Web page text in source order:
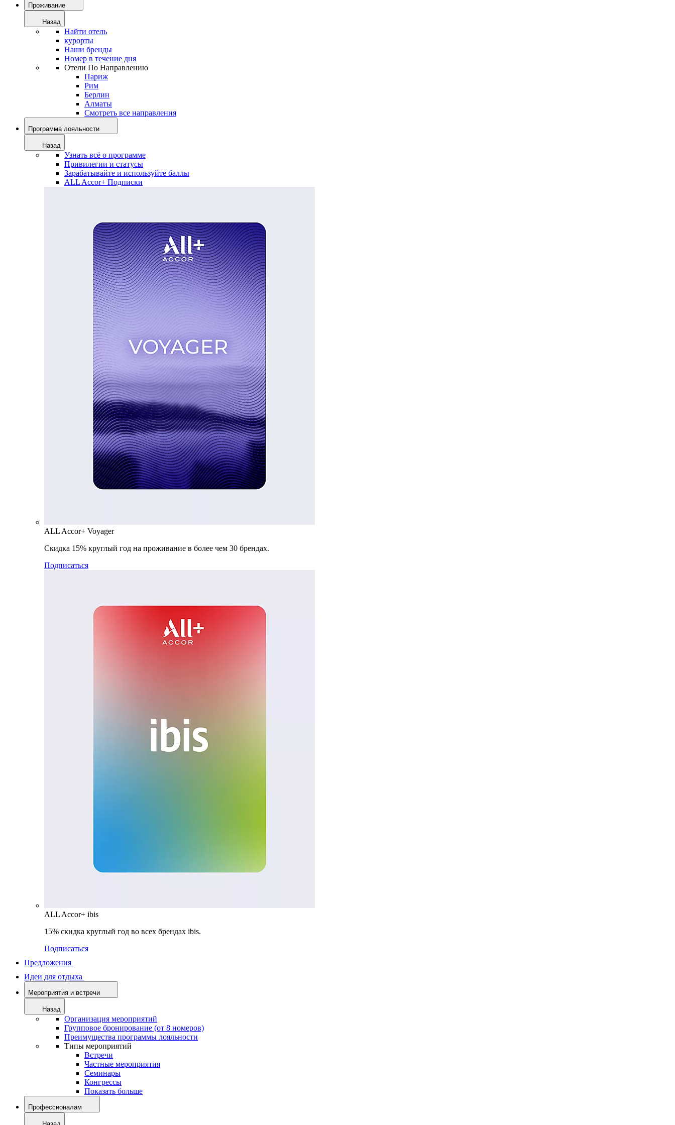
Проживание
Назад
Найти отель
курорты
Наши бренды
Номер в течение дня
Отели По Направлению
Париж
Рим
Берлин
Алматы
Смотреть все направления
Программа лояльности
Назад
Узнать всё о программе
Привилегии и статусы
Зарабатывайте и используйте баллы
ALL Accor+ Подписки
ALL Accor+ Voyager
Скидка 15% круглый год на проживание в более чем 30 брендах.
Подписаться
ALL Accor+ ibis
15% скидка круглый год во всех брендах ibis.
Подписаться
Предложения
Идеи для отдыха
Мероприятия и встречи
Назад
Организация мероприятий
Групповое бронирование (от 8 номеров)
Преимущества программы лояльности
Типы мероприятий
Встречи
Частные мероприятия
Семинары
Конгрессы
Показать больше
Профессионалам